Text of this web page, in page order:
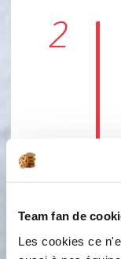
Team fan de
Les cookies ce
2